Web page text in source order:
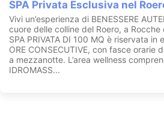
SPA Privata Esclusiva nel
Vivi un’esperienza di BENESSERE
cuore delle colline del Roero, a
SPA PRIVATA DI 100 MQ è riservata
ORE CONSECUTIVE, con fasce orarie
a mezzanotte. L’area wellness
IDROMASS...